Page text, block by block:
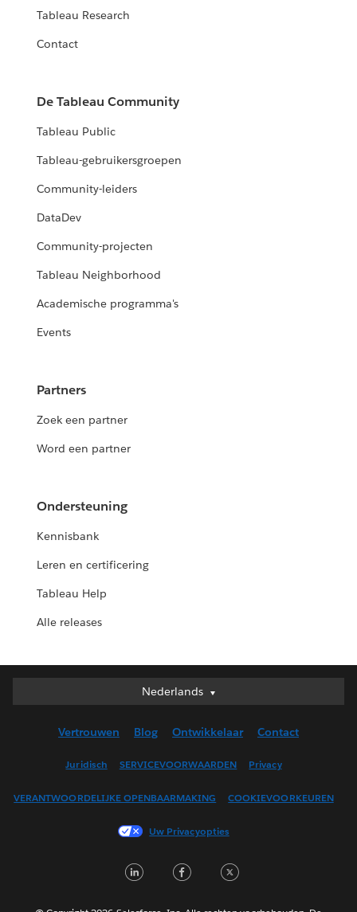
Tableau Research
Contact
De Tableau Community
Tableau Public
Tableau-gebruikersgroepen
Community-leiders
DataDev
Community-projecten
Tableau Neighborhood
Academische programma's
Events
Partners
Zoek een partner
Word een partner
Ondersteuning
Kennisbank
Leren en certificering
Tableau Help
Alle releases
Nederlands
Nederlands
English (UK)
Français (Canada)
Français (France)
日本語
Vertrouwen Blog Ontwikkelaar Contact
Juridisch SERVICEVOORWAARDEN Privacy
VERANTWOORDELIJKE OPENBAARMAKING COOKIEVOORKEUREN
Uw Privacyopties
LinkedInFacebook